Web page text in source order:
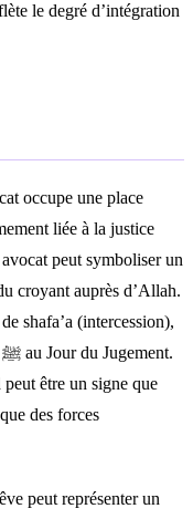
le degré d’intégration
occupe une place
liée à la justice
peut symboliser un
croyant auprès d’Allah.
shafa’a (intercession),
être un signe que
des forces
peut représenter un